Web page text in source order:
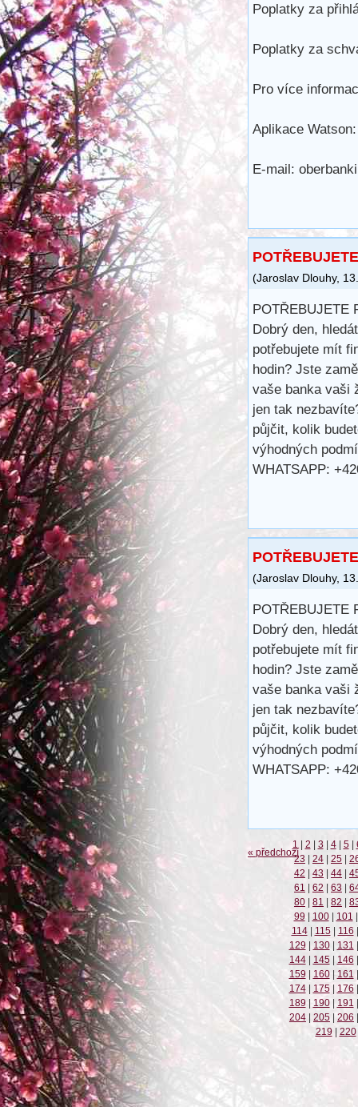
Poplatky za
Poplatky za
Pro více
Aplikace
E-mail:
(Jaroslav Dlouhy,
POTŘEBUJETE
Dobrý den,
potřebujete mít
hodin? Jste
vaše banka vaši
jen tak
půjčit, kolik
výhodných
WHATSAPP:
(Jaroslav Dlouhy,
POTŘEBUJETE
Dobrý den,
potřebujete mít
hodin? Jste
vaše banka vaši
jen tak
půjčit, kolik
výhodných
WHATSAPP:
« předchozí
1 | 2 | 3 | 4 | 5 |
23 | 24 | 25 |
42 | 43 | 44 |
61 | 62 | 63 |
80 | 81 | 82 |
99 | 100 | 101 |
114 | 115 | 116 |
129 | 130 | 131 |
144 | 145 | 146 |
159 | 160 | 161 |
174 | 175 | 176 |
189 | 190 | 191 |
204 | 205 | 206 |
219 | 220